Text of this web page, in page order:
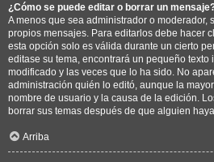
¿Cómo se puede editar o borrar un
A menos que sea administrador o moderador,
propios mensajes. Para editarlos debe hacer
esta opción solo es válida durante un cierto
editase su tema, encontrará un pequeño
modificado y las veces que lo ha sido. No
administración quién lo editó, aunque la
nombre de usuario y la causa de la edición.
borrar sus temas después de que alguien
Arriba